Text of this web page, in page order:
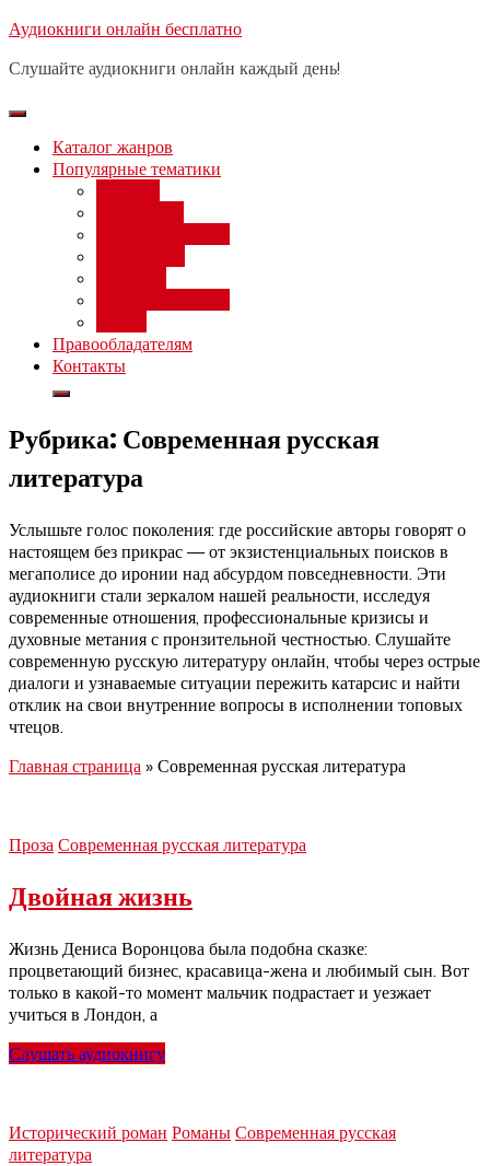
Перейти
содержимому
Аудиокниги онлайн бесплатно
Слушайте аудиокниги онлайн каждый день!
Каталог жанров
Популярные тематики
Правообладателям
Контакты
Рубрика: Современная русская
литература
Услышьте голос поколения: где российские авторы говорят о
настоящем без прикрас — от экзистенциальных поисков в
мегаполисе до иронии над абсурдом повседневности. Эти
аудиокниги стали зеркалом нашей реальности, исследуя
современные отношения, профессиональные кризисы и
духовные метания с пронзительной честностью. Слушайте
современную русскую литературу онлайн, чтобы через острые
диалоги и узнаваемые ситуации пережить катарсис и найти
отклик на свои внутренние вопросы в исполнении топовых
чтецов.
Главная страница » Современная русская литература
Проза Современная русская литература
Двойная жизнь
Жизнь Дениса Воронцова была подобна сказке:
процветающий бизнес, красавица-жена и любимый сын. Вот
только в какой-то момент мальчик подрастает и уезжает
учиться в Лондон, а
Слушать аудиокнигу
Исторический роман Романы Современная русская
литература
Бесплатный вебинар: заработок
день